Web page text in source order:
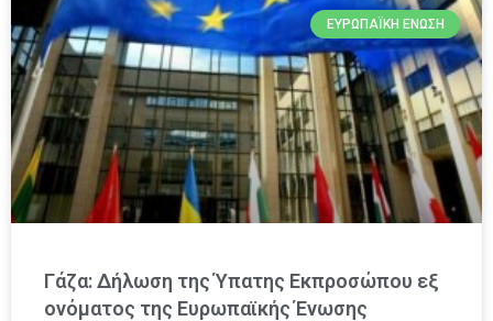
ΕΥΡΩΠΑΪΚΉ ΈΝΩΣΗ
Γάζα: Δήλωση της Ύπατης Εκπροσώπου εξ
ονόματος της Ευρωπαϊκής Ένωσης